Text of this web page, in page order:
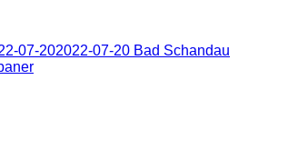
07-202022-07-20 Bad Schandau